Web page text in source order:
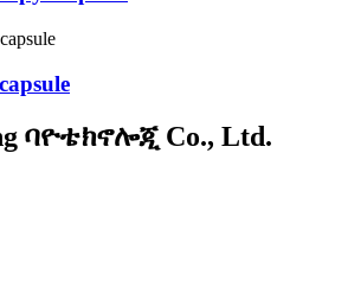
ባዮቴክኖሎጂ Co., Ltd.